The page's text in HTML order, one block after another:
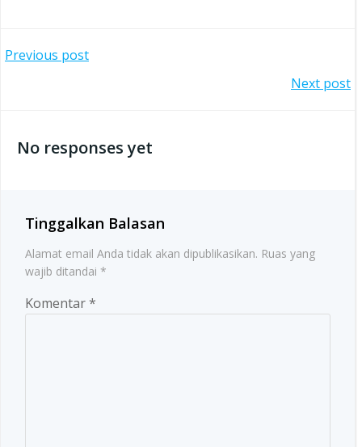
Post
Previous post
navigation
Next post
No responses yet
Tinggalkan Balasan
Alamat email Anda tidak akan dipublikasikan. Ruas yang
wajib ditandai *
Komentar*